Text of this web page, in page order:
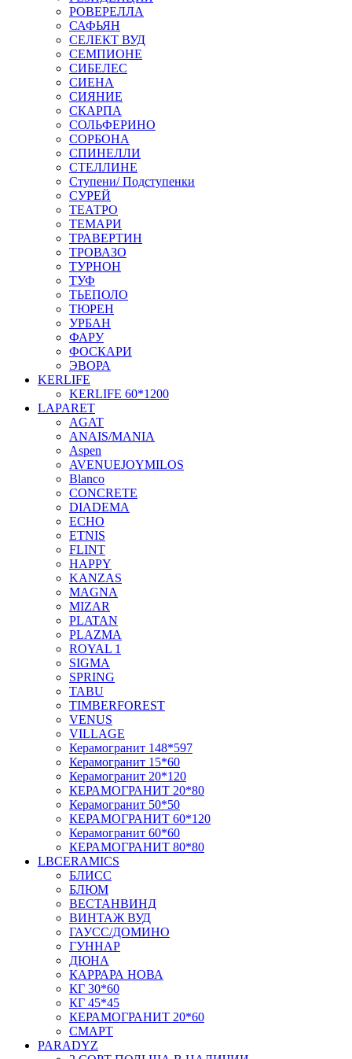
РОВЕРЕЛЛА
САФЬЯН
СЕЛЕКТ ВУД
СЕМПИОНЕ
СИБЕЛЕС
СИЕНА
СИЯНИЕ
СКАРПА
СОЛЬФЕРИНО
СОРБОНА
СПИНЕЛЛИ
СТЕЛЛИНЕ
Ступени/ Подступенки
СУРЕЙ
ТЕАТРО
ТЕМАРИ
ТРАВЕРТИН
ТРОВАЗО
ТУРНОН
ТУФ
ТЬЕПОЛО
ТЮРЕН
УРБАН
ФАРУ
ФОСКАРИ
ЭВОРА
KERLIFE
KERLIFE 60*1200
LAPARET
AGAT
ANAIS/MANIA
Aspen
AVENUEJOYMILOS
Blanco
CONCRETE
DIADEMA
ECHO
ETNIS
FLINT
HAPPY
KANZAS
MAGNA
MIZAR
PLATAN
PLAZMA
ROYAL 1
SIGMA
SPRING
TABU
TIMBERFOREST
VENUS
VILLAGE
Керамогранит 148*597
Керамогранит 15*60
Керамогранит 20*120
КЕРАМОГРАНИТ 20*80
Керамогранит 50*50
КЕРАМОГРАНИТ 60*120
Керамогранит 60*60
КЕРАМОГРАНИТ 80*80
LBCERAMICS
БЛИСС
БЛЮМ
ВЕСТАНВИНД
ВИНТАЖ ВУД
ГАУСС/ДОМИНО
ГУННАР
ДЮНА
КАРРАРА НОВА
КГ 30*60
КГ 45*45
КЕРАМОГРАНИТ 20*60
СМАРТ
PARADYZ